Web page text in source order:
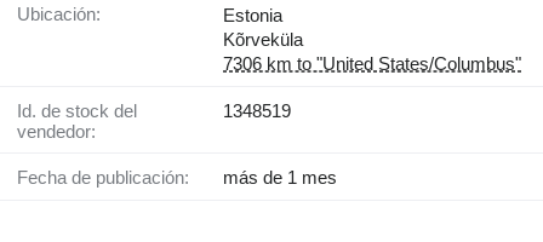
Ubicación:
Estonia
Kõrveküla
7306 km to "United States/Columbus"
Id. de stock del
vendedor:
1348519
Fecha de publicación: más de 1 mes